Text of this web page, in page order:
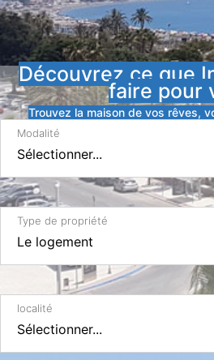
Découvrez ce que
faire pour
Trouvez la maison de vos rêves,
Modalité
Type de propriété
localité